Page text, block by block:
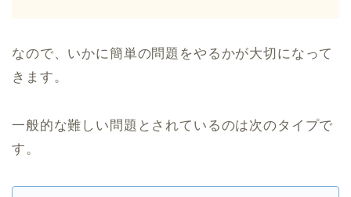
なので、いかに簡単の問題をやるかが大切になって
きます。
一般的な難しい問題とされているのは次のタイプで
す。